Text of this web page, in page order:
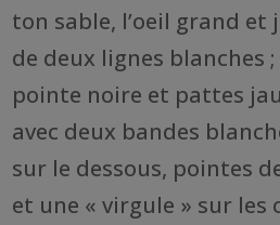
ton sable, l’oeil grand et
de deux lignes blanches
pointe noire et pattes
avec deux bandes
sur le dessous, pointes
et une « virgule » sur les